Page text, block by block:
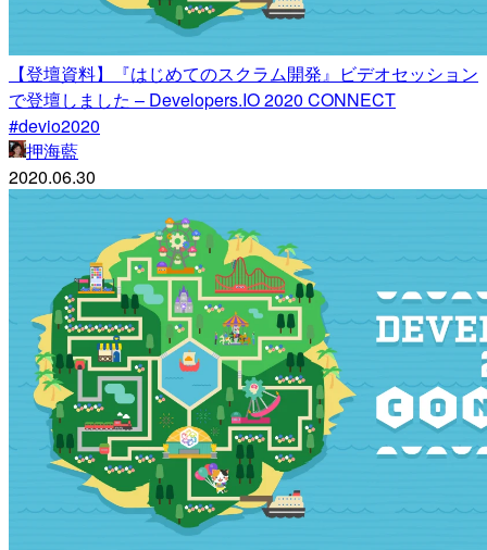
【登壇資料】『はじめてのスクラム開発』ビデオセッション
で登壇しました – Developers.IO 2020 CONNECT
#devio2020
押海藍
2020.06.30